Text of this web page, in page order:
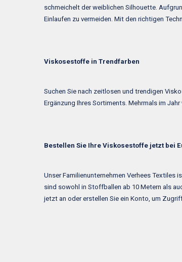
schmeichelt der weiblichen Silhouette.
Einlaufen zu vermeiden. Mit den richtigen
Viskosestoffe in Trendfarben
Suchen Sie nach zeitlosen und trendigen
Ergänzung Ihres Sortiments. Mehrmals im
Bestellen Sie Ihre Viskosestoffe jetzt bei
Unser Familienunternehmen Verhees
sind sowohl in Stoffballen ab 10 Metern als
jetzt an oder erstellen Sie ein Konto, um